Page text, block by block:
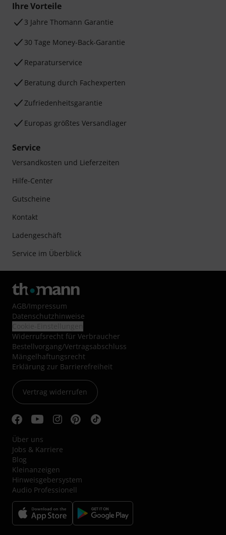
Ihre Vorteile
3 Jahre Thomann Garantie
30 Tage Money-Back-Garantie
Reparaturservice
Beratung durch Fachexperten
Zufriedenheitsgarantie
Europas größtes Versandlager
Service
Versandkosten und Lieferzeiten
Hilfe-Center
Gutscheine
Kontakt
Ladengeschäft
Service im Überblick
AGB/Impressum
Datenschutzhinweise
Widerrufsrecht für Verbraucher
Bestellvorgang/Vertragsabschluss
Mängelhaftungsrecht
Erklärung zur Barrierefreiheit
Vertrag widerrufen
Über uns
Jobs & Karriere
Blog
Kleinanzeigen
Hinweisgebersystem
Audio Professionell